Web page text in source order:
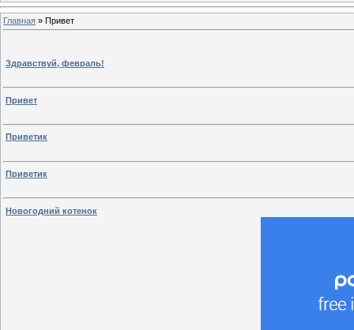
Главная » Привет
Здравствуй, февраль!
Привет
Приветик
Приветик
Новогодний котенок